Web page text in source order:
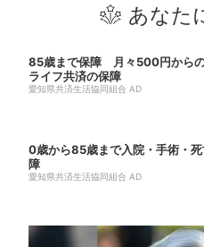
あなた
85歳まで保障 月々500円から
ライフ共済の保障
愛知県共済生活協同組合 AD
0歳から85歳まで入院・手術・
障
愛知県共済生活協同組合 AD